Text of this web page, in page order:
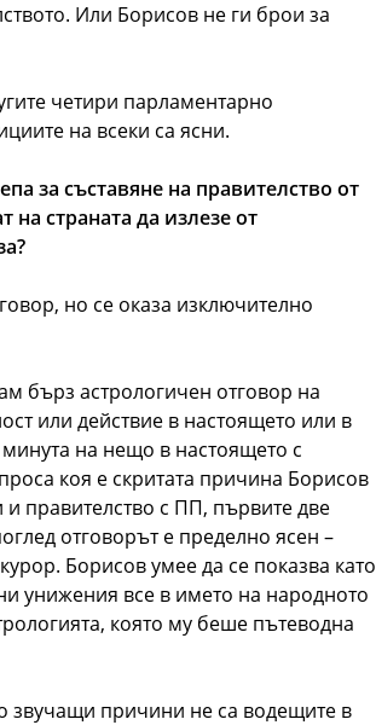
Или Борисов не ги брои за
четири парламентарно
на всеки са ясни.
за съставяне на правителство от
страната да излезе от
но се оказа изключително
бърз астрологичен отговор на
или действие в настоящето или в
на нещо в настоящето с
коя е скритата причина Борисов
и правителство с ПП, първите две
отговорът е пределно ясен –
Борисов умее да се показва като
унижения все в името на народното
която му беше пътеводна
звучащи причини не са водещите в